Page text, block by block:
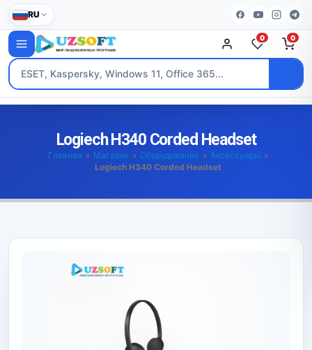
RU
0 0
Logiech H340 Corded Headset
Главная » Магазин » Оборудование » Аксессуары »
Logiech H340 Corded Headset